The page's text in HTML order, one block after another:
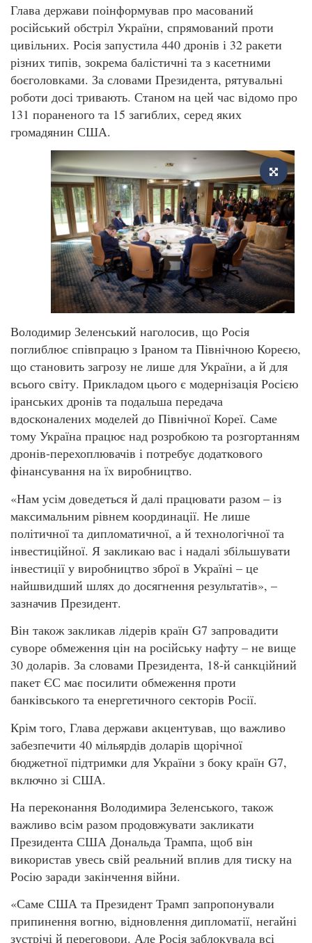
Глава держави поінформував про масований
російський обстріл України, спрямований проти
цивільних. Росія запустила 440 дронів і 32 ракети
різних типів, зокрема балістичні та з касетними
боєголовками. За словами Президента, рятувальні
роботи досі тривають. Станом на цей час відомо про
131 пораненого та 15 загиблих, серед яких
громадянин США.
Володимир Зеленський наголосив, що Росія
поглиблює співпрацю з Іраном та Північною Кореєю,
що становить загрозу не лише для України, а й для
всього світу. Прикладом цього є модернізація Росією
іранських дронів та подальша передача
вдосконалених моделей до Північної Кореї. Саме
тому Україна працює над розробкою та розгортанням
дронів-перехоплювачів і потребує додаткового
фінансування на їх виробництво.
«Нам усім доведеться й далі працювати разом – із
максимальним рівнем координації. Не лише
політичної та дипломатичної, а й технологічної та
інвестиційної. Я закликаю вас і надалі збільшувати
інвестиції у виробництво зброї в Україні – це
найшвидший шлях до досягнення результатів», –
зазначив Президент.
Він також закликав лідерів країн G7 запровадити
суворе обмеження цін на російську нафту – не вище
30 доларів. За словами Президента, 18-й санкційний
пакет ЄС має посилити обмеження проти
банківського та енергетичного секторів Росії.
Крім того, Глава держави акцентував, що важливо
забезпечити 40 мільярдів доларів щорічної
бюджетної підтримки для України з боку країн G7,
включно зі США.
На переконання Володимира Зеленського, також
важливо всім разом продовжувати закликати
Президента США Дональда Трампа, щоб він
використав увесь свій реальний вплив для тиску на
Росію заради закінчення війни.
«Саме США та Президент Трамп запропонували
припинення вогню, відновлення дипломатії, негайні
зустрічі й переговори. Але Росія заблокувала всі